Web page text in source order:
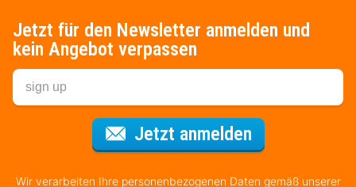
Jetzt für den Newsletter anmelden und
kein Angebot verpassen
Jetzt anmeldenFür den
Wir verarbeiten Ihre personenbezogenen Daten gemäß unserer